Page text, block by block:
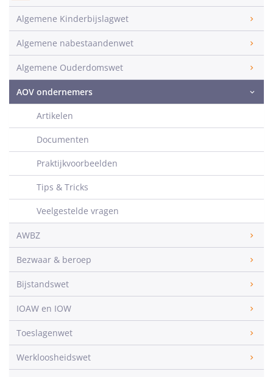
Algemene Kinderbijslagwet
Algemene nabestaandenwet
Algemene Ouderdomswet
AOV ondernemers
Artikelen
Documenten
Praktijkvoorbeelden
Tips & Tricks
Veelgestelde vragen
AWBZ
Bezwaar & beroep
Bijstandswet
IOAW en IOW
Toeslagenwet
Werkloosheidswet